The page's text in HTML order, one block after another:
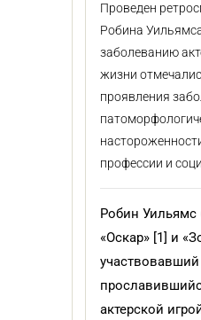
Проведен
Робина
заболеванию
жизни
проявления
профессии и
Робин Уильямс
«Оскар» [1] и
актерской